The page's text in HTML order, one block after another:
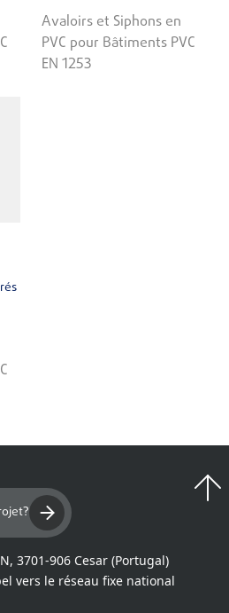
Avaloirs et Siphons en
PVC pour Bâtiments PVC
EN 1253
3701-906 Cesar (Portugal)
vers le réseau fixe national